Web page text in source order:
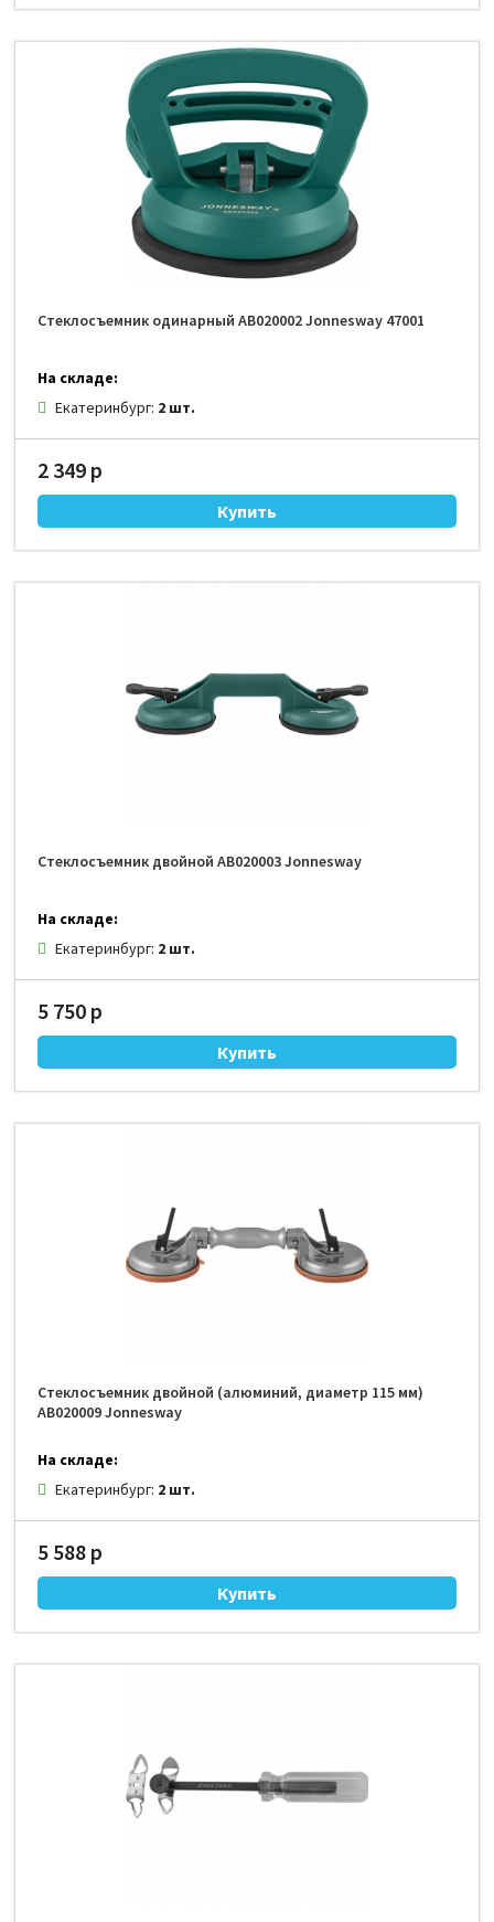
Стеклосъемник одинарный AB020002 Jonnesway 47001
На складе:
Екатеринбург: 2 шт.
2 349 р
Стеклосъемник двойной AB020003 Jonnesway
На складе:
Екатеринбург: 2 шт.
5 750 р
Стеклосъемник двойной (алюминий, диаметр 115 мм)
AB020009 Jonnesway
На складе:
Екатеринбург: 2 шт.
5 588 р